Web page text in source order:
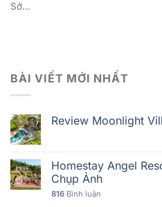
Sở...
BÀI VIẾT MỚI NHẤT
Review Moonlight
Homestay Angel
Chụp Ảnh
816 Bình luận